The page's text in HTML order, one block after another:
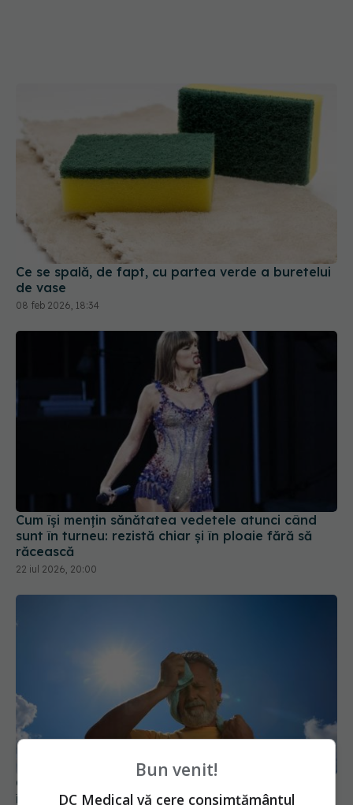
Ce se spală, de fapt, cu partea verde a buretelui
de vase
08 feb 2026, 18:34
Cum își mențin sănătatea vedetele atunci când
sunt în turneu: rezistă chiar și în ploaie fără să
răcească
22 iul 2026, 20:00
Combinația ideală pentru a evita deshidratarea
în timpul valurilor de căldură
Bun venit!
DC Medical vă cere consimțământul